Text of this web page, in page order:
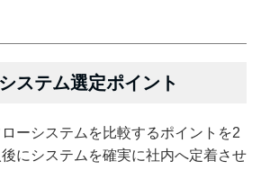
ステム選定ポイント
ーシステムを比較するポイントを2
にシステムを確実に社内へ定着させ